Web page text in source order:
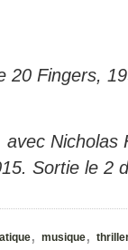
20 Fingers,
avec
Sortie le 2
, musique,